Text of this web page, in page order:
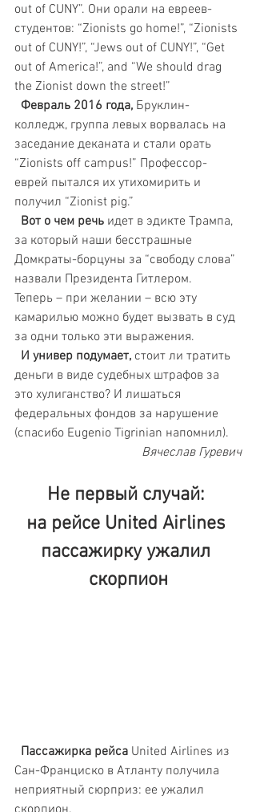
out of CUNY”. Они орали на евреев-
студентов: “Zionists go home!”, “Zionists
out of CUNY!”, “Jews out of CUNY!”, “Get
out of America!”, and “We should drag
the Zionist down the street!”
Февраль 2016 года, Бруклин-
колледж, группа левых ворвалась на
заседание деканата и стали орать
“Zionists off campus!” Профессор-
еврей пытался их утихомирить и
получил “Zionist pig.”
Вот о чем речь идет в эдикте Трампа,
за который наши бесстрашные
Домкраты-борцуны за “свободу слова”
назвали Президента Гитлером.
Теперь – при желании – всю эту
камарилью можно будет вызвать в суд
за одни только эти выражения.
И универ подумает, стоит ли тратить
деньги в виде судебных штрафов за
это хулиганство? И лишаться
федеральных фондов за нарушение
(спасибо Eugenio Tigrinian напомнил).
Вячеслав Гуревич
Не первый случай:
на рейсе United Airlines
пассажирку ужалил
скорпион
  Пассажирка рейса
United Airlines из
Сан-Франциско в Атланту получила
неприятный сюрприз: ее ужалил